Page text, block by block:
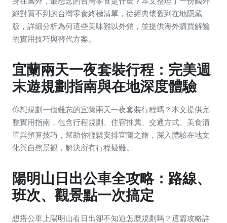
絕對買不到的台灣零食終極清單，從經典懷舊到在地隱藏
版，詳細分析為何這些美味難以外銷，並提供海外購買解饞
的實用技巧與替代方案。
宜蘭兩天一夜套裝行程：完美週
末遊規劃指南與在地深度體驗
你想規劃一個難忘的宜蘭兩天一夜套裝行程嗎？本文提供完
整實用指南，包含行程規劃、住宿推薦、交通方式、美食清
單與預算技巧，幫助你輕鬆安排宜蘭之旅，深入體驗在地文
化與自然景觀，解決所有行程疑難。
陽明山日出公車全攻略：路線、
班次、觀景點一次搞定
想搭公車上陽明山看日出卻不知道怎麼規劃嗎？這篇攻略詳